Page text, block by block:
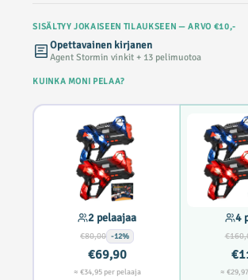
SISÄLTYY JOKAISEEN TILAUKSEEN — ARVO €10,-
Opettavainen kirjanen
Agent Stormin vinkit + 13 pelimuotoa
KUINKA MONI PELAA?
2 pelaajaa
€80,00 -12%
€69,90
≈ €34,95 per pelaaja
4
≈